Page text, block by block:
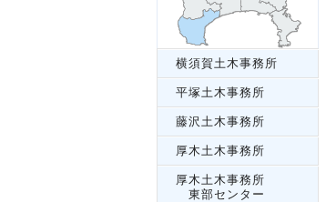
横須賀土木事務所
平塚土木事務所
藤沢土木事務所
厚木土木事務所
厚木土木事務所
東部センター